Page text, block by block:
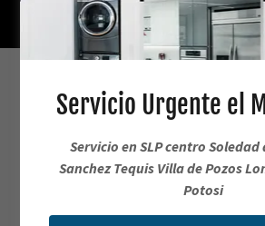
444 138 0883
Servicio de
Soledad
Servicio para Refrigeradores
Graciano
Servicio Urgente el
Servicio en SLP centro Soledad
Sanchez Tequis Villa de Pozos
Potosi